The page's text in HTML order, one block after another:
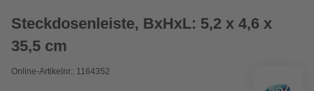
Steckdosenleiste, BxHxL: 5,2 x 4,6 x
35,5 cm
Online-Artikelnr.: 1164352